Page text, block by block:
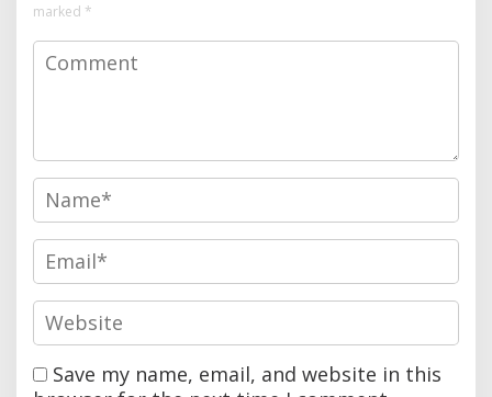
marked *
Save my name, email, and website in this